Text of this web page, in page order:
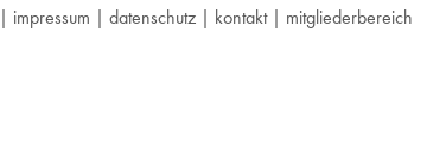
| impressum | datenschutz | kontakt| mitgliederbereich